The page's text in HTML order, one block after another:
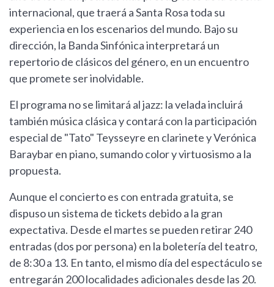
internacional, que traerá a Santa Rosa toda su
experiencia en los escenarios del mundo. Bajo su
dirección, la Banda Sinfónica interpretará un
repertorio de clásicos del género, en un encuentro
que promete ser inolvidable.
El programa no se limitará al jazz: la velada incluirá
también música clásica y contará con la participación
especial de "Tato" Teysseyre en clarinete y Verónica
Baraybar en piano, sumando color y virtuosismo a la
propuesta.
Aunque el concierto es con entrada gratuita, se
dispuso un sistema de tickets debido a la gran
expectativa. Desde el martes se pueden retirar 240
entradas (dos por persona) en la boletería del teatro,
de 8:30 a 13. En tanto, el mismo día del espectáculo se
entregarán 200 localidades adicionales desde las 20.